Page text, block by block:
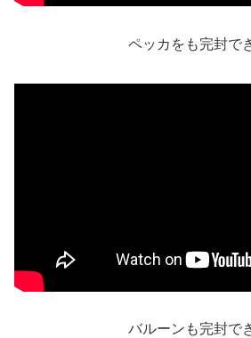
ペッカをも完封で
バルーンも完封で